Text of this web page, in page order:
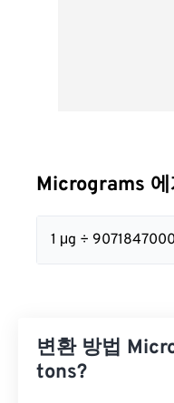
Micrograms
1 μg ÷
변환 방법
tons?